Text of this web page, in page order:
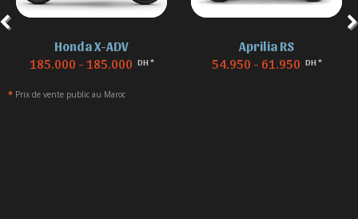
Aprilia RS
54.950 - 61.950 DH *
BMW F 850
155.000 - 155.000 DH *
* Prix de vente public au Maroc